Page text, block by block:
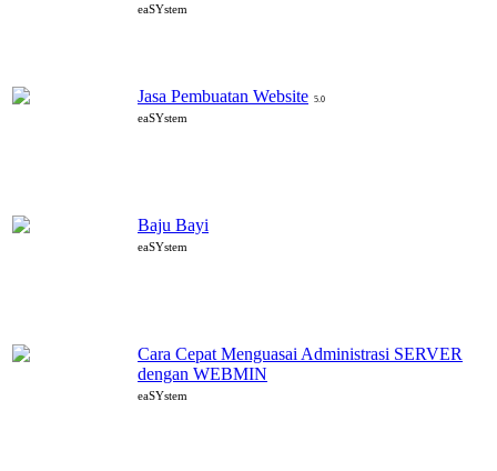
eaSYstem
Jasa Pembuatan Website 5.0
eaSYstem
Baju Bayi
eaSYstem
Cara Cepat Menguasai Administrasi SERVER
dengan WEBMIN
eaSYstem